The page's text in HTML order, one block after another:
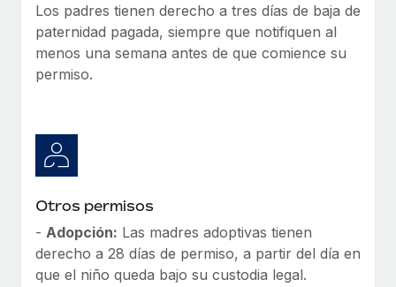
Los padres tienen derecho a tres días de baja de
paternidad pagada, siempre que notifiquen al
menos una semana antes de que comience su
permiso.
Otros permisos
- Adopción: Las madres adoptivas tienen
derecho a 28 días de permiso, a partir del día en
que el niño queda bajo su custodia legal.